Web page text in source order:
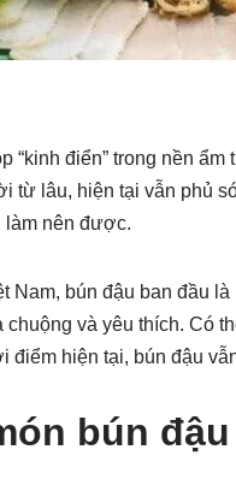
“kinh điển” trong nền
từ lâu, hiện tại vẫn phủ
nên được.
Nam, bún đậu ban đầu
và yêu thích. Có
điểm hiện tại, bún đậu
bún đậu